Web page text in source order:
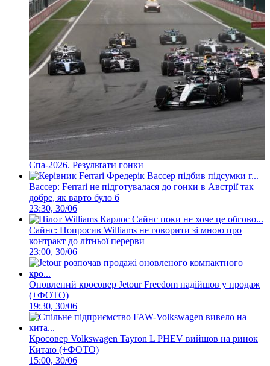
Спа-2026. Результати гонки
Вассер: Ferrari не підготувалася до гонки в Австрії так
добре, як варто було б
23:30, 30/06
Сайнс: Попросив Williams не говорити зі мною про
контракт до літньої перерви
23:00, 30/06
Оновлений кросовер Jetour Freedom надійшов у продаж
(+ФОТО)
19:30, 30/06
Кросовер Volkswagen Tayron L PHEV вийшов на ринок
Китаю (+ФОТО)
15:00, 30/06